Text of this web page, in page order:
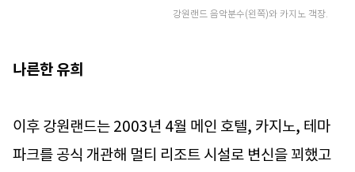
강원랜드 음악분수(왼쪽)와 카지노 객장.
나른한 유희
이후 강원랜드는 2003년 4월 메인 호텔, 카지노, 테마
파크를 공식 개관해 멀티 리조트 시설로 변신을 꾀했고